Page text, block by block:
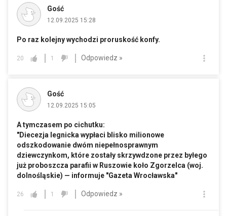
Gość
12.09.2025 15:28
Po raz kolejny wychodzi proruskość konfy.
20 1 Odpowiedz »
Gość
12.09.2025 15:05
A tymczasem po cichutku:
"Diecezja legnicka wypłaci blisko milionowe
odszkodowanie dwóm niepełnosprawnym
dziewczynkom, które zostały skrzywdzone przez byłego
już proboszcza parafii w Ruszowie koło Zgorzelca (woj.
dolnośląskie) — informuje "Gazeta Wrocławska"
26 1 Odpowiedz »